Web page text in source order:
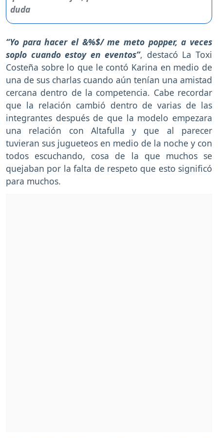
“Yo para hacer el &%$/ me meto popper, a veces
soplo cuando estoy en eventos”, destacó La Toxi
Costeña sobre lo que le contó Karina en medio de
una de sus charlas cuando aún tenían una amistad
cercana dentro de la competencia. Cabe recordar
que la relación cambió dentro de varias de las
integrantes después de que la modelo empezara
una relación con Altafulla y que al parecer
tuvieran sus jugueteos en medio de la noche y con
todos escuchando, cosa de la que muchos se
quejaban por la falta de respeto que esto significó
para muchos.